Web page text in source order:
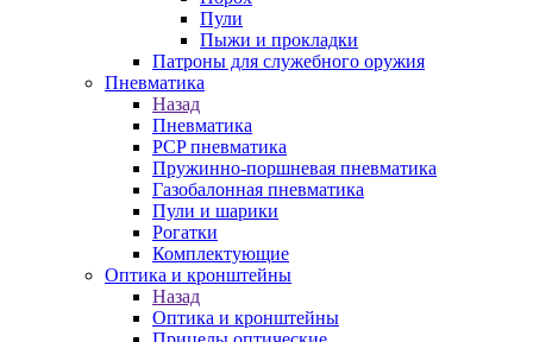
Пули
Пыжи и прокладки
Патроны для служебного оружия
Пневматика
Назад
Пневматика
PCP пневматика
Пружинно-поршневая пневматика
Газобалонная пневматика
Пули и шарики
Рогатки
Комплектующие
Оптика и кронштейны
Назад
Оптика и кронштейны